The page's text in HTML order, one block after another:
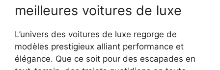
meilleures voitures de luxe
L’univers des voitures de luxe regorge de
modèles prestigieux alliant performance et
élégance. Que ce soit pour des escapades en